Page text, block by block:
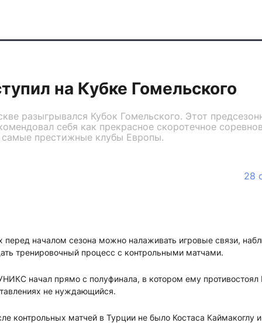
на Кубке Гомельского
разыгрывался Кубок Гомельского. Этот
себя как прекрасное скоротечное
престижные клубы Европы.
28
перед началом сезона можно налаживать игровые связи,
тренировочный процесс с контрольными матчами.
начал прямо с полуфинала, в котором ему
не нуждающийся.
контрольных матчей в Турции не было Костаса Каймакоглу